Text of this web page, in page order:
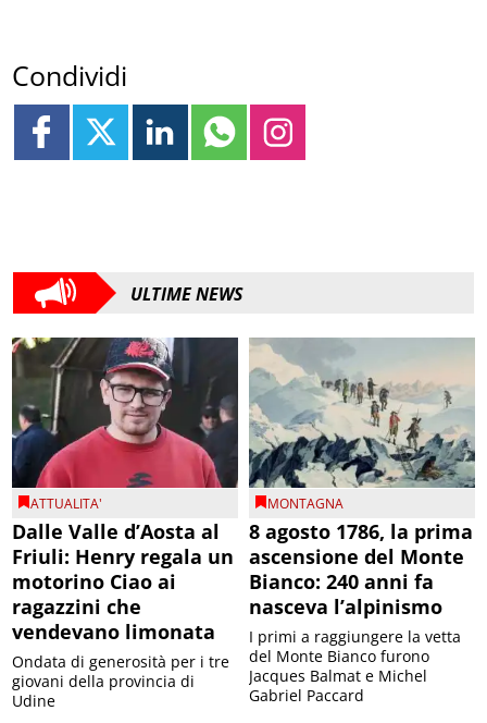
Condividi
ULTIME NEWS
ATTUALITA'
Dalle Valle d’Aosta al
Friuli: Henry regala un
motorino Ciao ai
ragazzini che
vendevano limonata
Ondata di generosità per i tre
giovani della provincia di
Udine
MONTAGNA
8 agosto 1786, la prima
ascensione del Monte
Bianco: 240 anni fa
nasceva l’alpinismo
I primi a raggiungere la vetta
del Monte Bianco furono
Jacques Balmat e Michel
Gabriel Paccard